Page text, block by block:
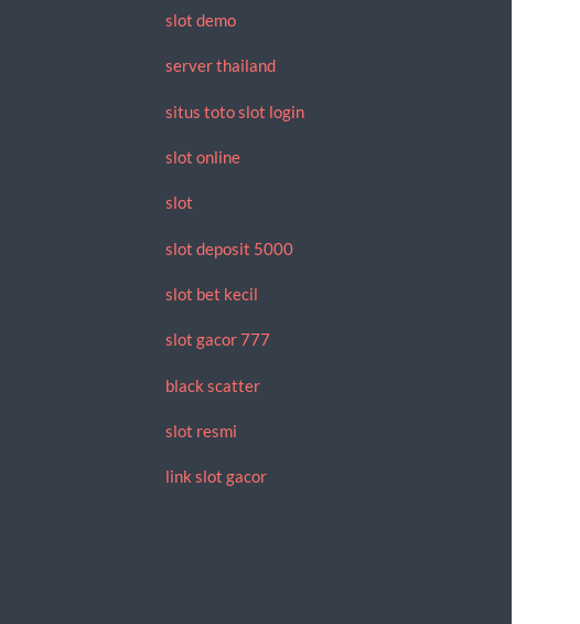
slot demo
server thailand
situs toto slot login
slot online
slot
slot deposit 5000
slot bet kecil
slot gacor 777
black scatter
slot resmi
link slot gacor